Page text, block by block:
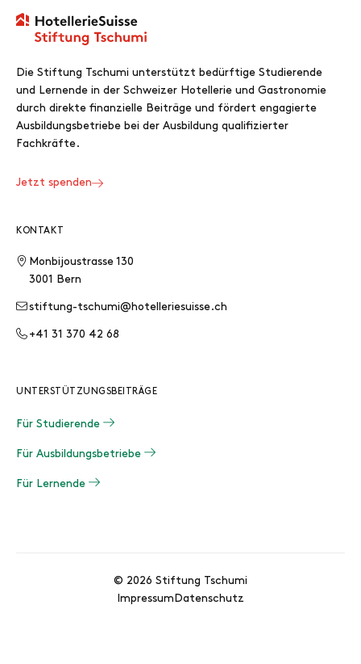
Die Stiftung Tschumi unterstützt bedürftige Studierende
und Lernende in der Schweizer Hotellerie und Gastronomie
durch direkte finanzielle Beiträge und fördert engagierte
Ausbildungsbetriebe bei der Ausbildung qualifizierter
Fachkräfte.
Jetzt spenden
KONTAKT
Monbijoustrasse 130
3001 Bern
stiftung-tschumi@hotelleriesuisse.ch
+41 31 370 42 68
UNTERSTÜTZUNGSBEITRÄGE
Für Studierende
Für Ausbildungsbetriebe
Für Lernende
© 2026 Stiftung Tschumi
Impressum Datenschutz